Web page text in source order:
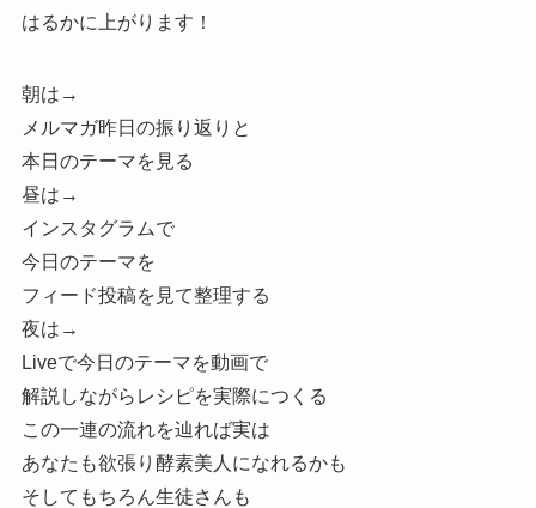
はるかに上がります！
朝は→
メルマガ昨日の振り返りと
本日のテーマを見る
昼は→
インスタグラムで
今日のテーマを
フィード投稿を見て整理する
夜は→
Liveで今日のテーマを動画で
解説しながらレシピを実際につくる
この一連の流れを辿れば実は
あなたも欲張り酵素美人になれるかも
そしてもちろん生徒さんも